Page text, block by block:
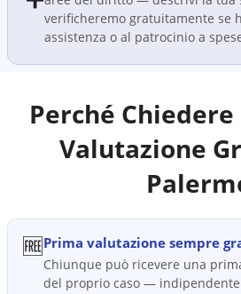
verificheremo gratuitamente se
assistenza o al patrocinio a
Perché
Valutazione
🆓Prima valutazione sempre
Chiunque può ricevere una
del proprio caso —